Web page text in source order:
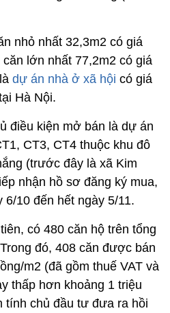
nhỏ nhất 32,3m2 có giá
lớn nhất 77,2m2 có giá
dự án nhà ở xã hội có giá
Hà Nội.
điều kiện mở bán là dự án
CT3, CT4 thuộc khu đô
(trước đây là xã Kim
nhận hồ sơ đăng ký mua,
10 đến hết ngày 5/11.
có 480 căn hộ trên tổng
đó, 408 căn được bán
m2 (đã gồm thuế VAT và
thấp hơn khoảng 1 triệu
tính chủ đầu tư đưa ra hồi